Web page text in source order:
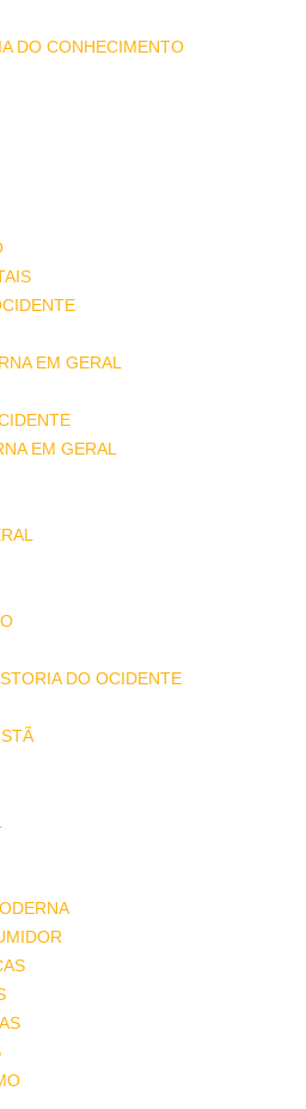
DO CONHECIMENTO
EM GERAL
EM GERAL
DO OCIDENTE